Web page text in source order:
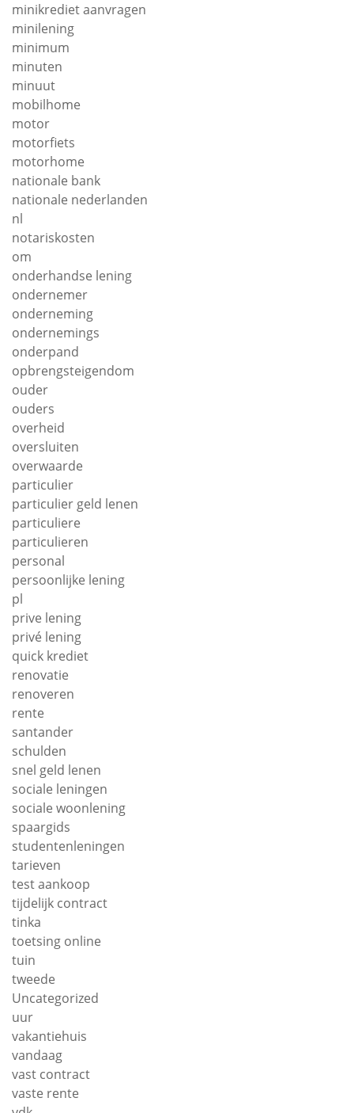
minikrediet aanvragen
minilening
minimum
minuten
minuut
mobilhome
motor
motorfiets
motorhome
nationale bank
nationale nederlanden
nl
notariskosten
om
onderhandse lening
ondernemer
onderneming
ondernemings
onderpand
opbrengsteigendom
ouder
ouders
overheid
oversluiten
overwaarde
particulier
particulier geld lenen
particuliere
particulieren
personal
persoonlijke lening
pl
prive lening
privé lening
quick krediet
renovatie
renoveren
rente
santander
schulden
snel geld lenen
sociale leningen
sociale woonlening
spaargids
studentenleningen
tarieven
test aankoop
tijdelijk contract
tinka
toetsing online
tuin
tweede
Uncategorized
uur
vakantiehuis
vandaag
vast contract
vaste rente